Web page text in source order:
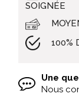
SOIGNÉE
100%
Une
Nous